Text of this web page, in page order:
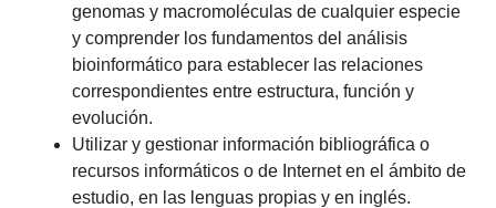
genomas y macromoléculas de cualquier especie
y comprender los fundamentos del análisis
bioinformático para establecer las relaciones
correspondientes entre estructura, función y
evolución.
Utilizar y gestionar información bibliográfica o
recursos informáticos o de Internet en el ámbito de
estudio, en las lenguas propias y en inglés.